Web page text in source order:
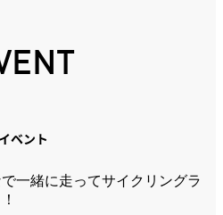
イベント
一緒に走ってサイクリングラ